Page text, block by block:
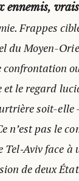
Frappes
du Moyen-
le regard
soit-
n’est pas le
face à
de deux